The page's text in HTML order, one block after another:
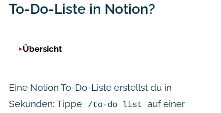
To-Do-Liste in Notion?
Übersicht
Eine Notion To-Do-Liste erstellst du in
Sekunden: Tippe
/to-do list
auf einer